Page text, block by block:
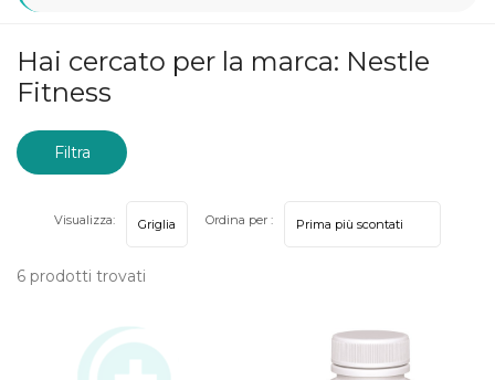
Home Marche parafarmaci Nestle Fitness
Hai cercato per la marca: Nestle
Fitness
Filtra
6 prodotti trovati
Visualizza: Ordina per :